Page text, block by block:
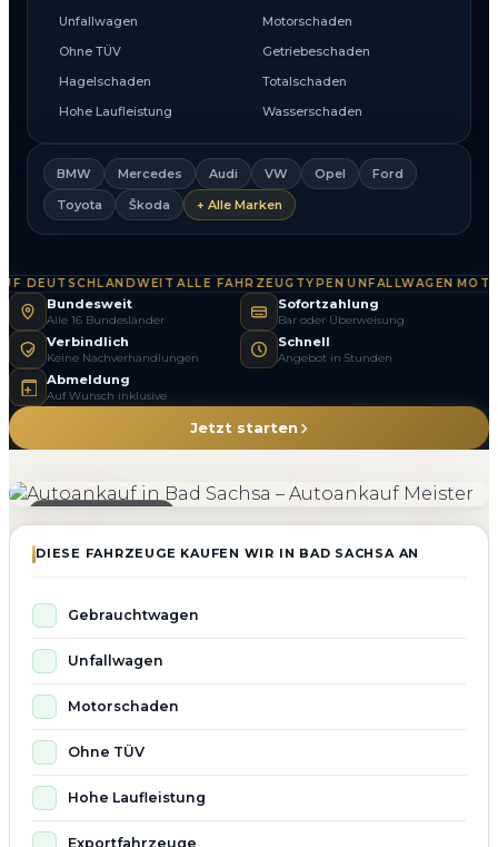
Unfallwagen
Motorschaden
Ohne TÜV
Getriebeschaden
Hagelschaden
Totalschaden
Hohe Laufleistung
Wasserschaden
BMW Mercedes Audi VW Opel
Ford
Toyota
Škoda + Alle Marken
DEUTSCHLANDWEIT·ALLE FAHRZEUGTYPENUNFALLWAGEN
Bundesweit
Alle 16 Bundesländer
Sofortzahlung
Bar oder Überweisung
Verbindlich
Keine Nachverhandlungen
Schnell
Angebot in Stunden
Abmeldung
Auf Wunsch inklusive
Jetzt starten
DIESE FAHRZEUGE KAUFEN WIR IN BAD SACHSA AN
Gebrauchtwagen
Unfallwagen
Motorschaden
Ohne TÜV
Hohe Laufleistung
Exportfahrzeuge